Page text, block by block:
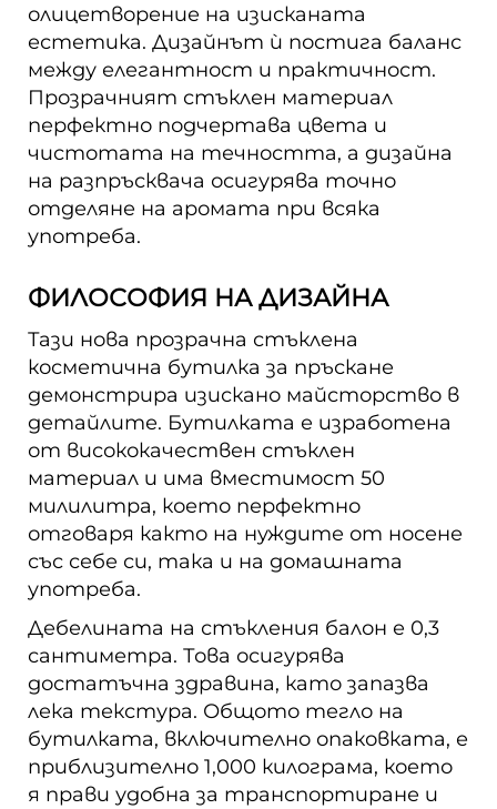
олицетворение на изисканата
естетика. Дизайнът ѝ постига баланс
между елегантност и практичност.
Прозрачният стъклен материал
перфектно подчертава цвета и
чистотата на течността, а дизайна
на разпръсквача осигурява точно
отделяне на аромата при всяка
употреба.
ФИЛОСОФИЯ НА ДИЗАЙНА
Тази нова прозрачна стъклена
косметична бутилка за пръскане
демонстрира изискано майсторство в
детайлите. Бутилката е изработена
от висококачествен стъклен
материал и има вместимост 50
милилитра, което перфектно
отговаря както на нуждите от носене
със себе си, така и на домашната
употреба.
Дебелината на стъкления балон е 0,3
сантиметра. Това осигурява
достатъчна здравина, като запазва
лека текстура. Общото тегло на
бутилката, включително опаковката, е
приблизително 1,000 килограма, което
я прави удобна за транспортиране и